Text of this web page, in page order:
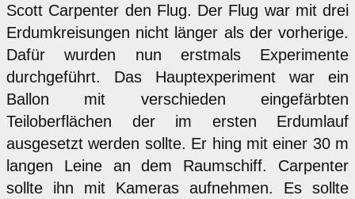
Scott Carpenter den Flug. Der Flug war mit drei
Erdumkreisungen nicht länger als der vorherige.
Dafür wurden nun erstmals Experimente
durchgeführt. Das Hauptexperiment war ein
Ballon mit verschieden eingefärbten
Teiloberflächen der im ersten Erdumlauf
ausgesetzt werden sollte. Er hing mit einer 30 m
langen Leine an dem Raumschiff. Carpenter
sollte ihn mit Kameras aufnehmen. Es sollte